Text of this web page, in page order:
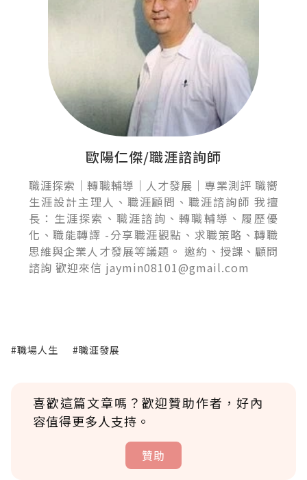
歐陽仁傑/職涯諮詢師
職涯探索｜轉職輔導｜人才發展｜專業測評 職嚮
生涯設計主理人、職涯顧問、職涯諮詢師 我擅
長：生涯探索、職涯諮詢、轉職輔導、履歷優
化、職能轉譯 -分享職涯觀點、求職策略、轉職
思維與企業人才發展等議題。 邀約、授課、顧問
諮詢 歡迎來信 jaymin08101@gmail.com
#職場人生 #職涯發展
喜歡這篇文章嗎？歡迎贊助作者，好內
容值得更多人支持。
贊助